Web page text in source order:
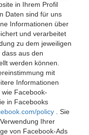
in Ihrem Profil
Daten sind für uns
Informationen über
und verarbeitet
zu dem jeweiligen
aus den
werden können.
mit
Informationen
Facebook-
in Facebooks
policy
. Sie
Ihrer
von Facebook-Ads